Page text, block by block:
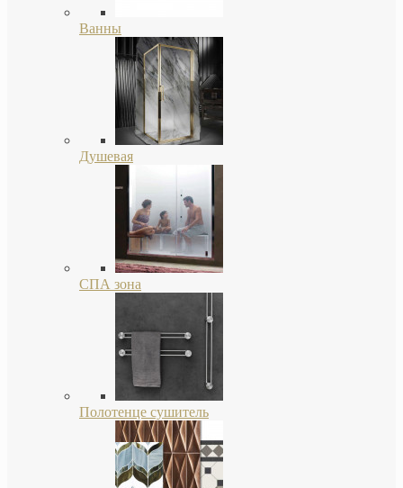
Ванны
Душевая
СПА зона
Полотенце сушитель